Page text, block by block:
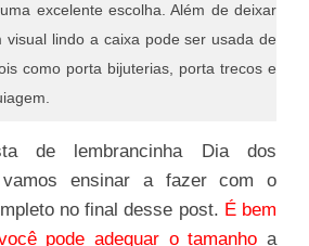
excelente escolha. Além de deixar
visual lindo a caixa pode ser usada de
como porta bijuterias, porta trecos e
de lembrancinha Dia dos
vamos ensinar a fazer com o
no final desse post. É bem
pode adequar o tamanho a